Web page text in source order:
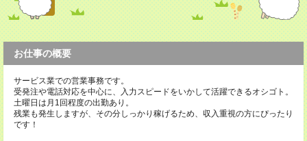
お仕事の概要
サービス業での営業事務です。
受発注や電話対応を中心に、入力スピードをいかして活躍できるオシゴト。
土曜日は月1回程度の出勤あり。
残業も発生しますが、その分しっかり稼げるため、収入重視の方にぴったり
です！